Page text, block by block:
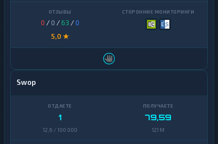
0 / 0 /63 /0
5,0 ★
Swop
1
12,6 / 100 000
79,59
121 M